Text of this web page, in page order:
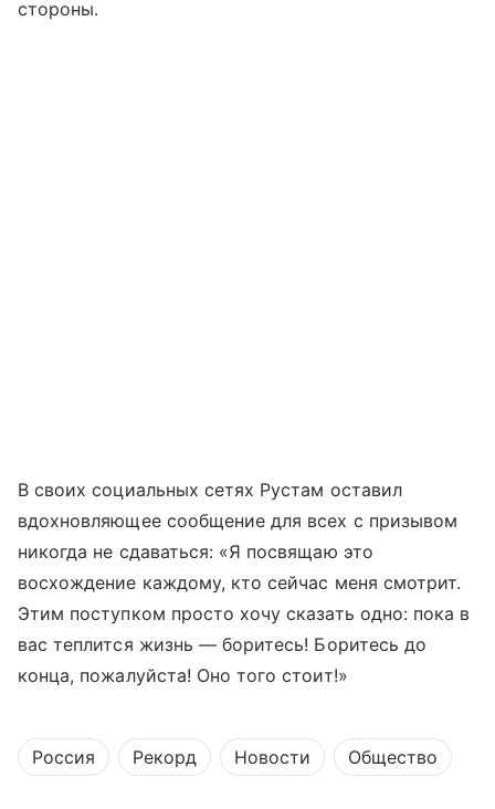
стороны.
В своих социальных сетях Рустам оставил
вдохновляющее сообщение для всех с призывом
никогда не сдаваться: «Я посвящаю это
восхождение каждому, кто сейчас меня смотрит.
Этим поступком просто хочу сказать одно: пока в
вас теплится жизнь — боритесь! Боритесь до
конца, пожалуйста! Оно того стоит!»
Россия Рекорд Новости Общество